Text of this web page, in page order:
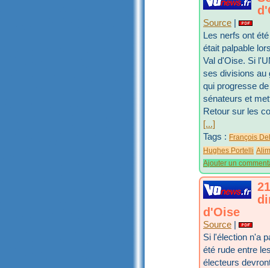
Source
Les nerfs ont
était palpable
Val d'Oise. Si
ses divisions au
qui progresse
sénateurs et
Retour sur les
[...]
Tags : François
Hughes Portelli
Ajouter un
d'Oise
Source
Si l'élection n'a
été rude entre
électeurs